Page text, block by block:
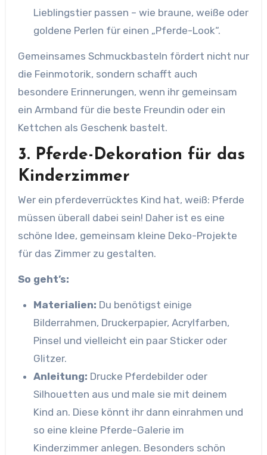
Lieblingstier passen – wie braune, weiße oder
goldene Perlen für einen „Pferde-Look“.
Gemeinsames Schmuckbasteln fördert nicht nur
die Feinmotorik, sondern schafft auch
besondere Erinnerungen, wenn ihr gemeinsam
ein Armband für die beste Freundin oder ein
Kettchen als Geschenk bastelt.
3. Pferde-Dekoration für das
Kinderzimmer
Wer ein pferdeverrücktes Kind hat, weiß: Pferde
müssen überall dabei sein! Daher ist es eine
schöne Idee, gemeinsam kleine Deko-Projekte
für das Zimmer zu gestalten.
So geht’s:
Materialien: Du benötigst einige
Bilderrahmen, Druckerpapier, Acrylfarben,
Pinsel und vielleicht ein paar Sticker oder
Glitzer.
Anleitung: Drucke Pferdebilder oder
Silhouetten aus und male sie mit deinem
Kind an. Diese könnt ihr dann einrahmen und
so eine kleine Pferde-Galerie im
Kinderzimmer anlegen. Besonders schön